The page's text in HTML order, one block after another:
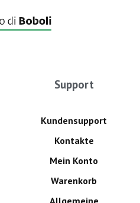
Support
Kundensupport
Kontakte
Mein Konto
Warenkorb
Allgemeine